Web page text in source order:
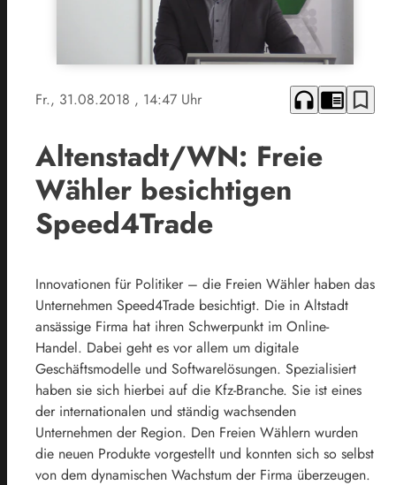
Fr., 31.08.2018 , 14:47 Uhr headphones chrome_reader_mode bookmark_border
Altenstadt/WN: Freie
Wähler besichtigen
Speed4Trade
Innovationen für Politiker – die Freien Wähler haben das
Unternehmen Speed4Trade besichtigt. Die in Altstadt
ansässige Firma hat ihren Schwerpunkt im Online-
Handel. Dabei geht es vor allem um digitale
Geschäftsmodelle und Softwarelösungen. Spezialisiert
haben sie sich hierbei auf die Kfz-Branche. Sie ist eines
der internationalen und ständig wachsenden
Unternehmen der Region. Den Freien Wählern wurden
die neuen Produkte vorgestellt und konnten sich so selbst
von dem dynamischen Wachstum der Firma überzeugen.